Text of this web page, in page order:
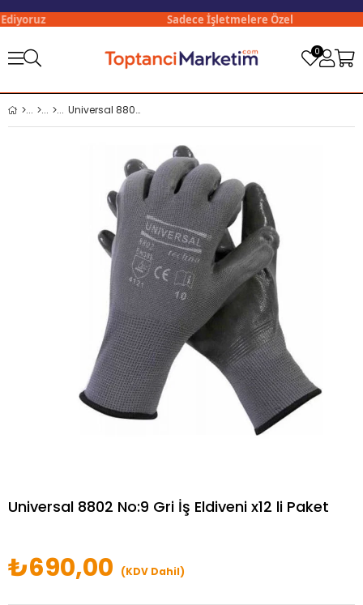
Sadece İşletmelere Özel
0
Universal 8802 No:9 Gri İş Eldiveni x12 li Paket
Universal 8802 No:9 Gri İş Eldiveni x12 li Paket
₺690,00 (KDV Dahil)